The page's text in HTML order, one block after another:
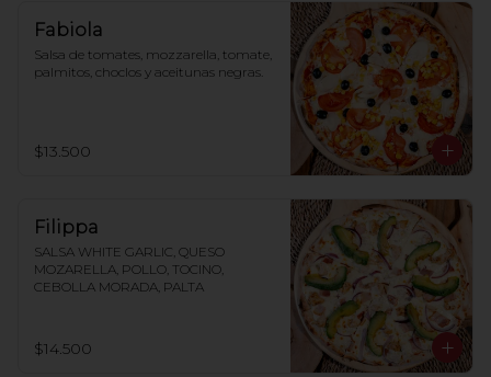
Fabiola
Salsa de tomates, mozzarella, tomate,
palmitos, choclos y aceitunas negras.
$13.500
Filippa
SALSA WHITE GARLIC, QUESO
MOZARELLA, POLLO, TOCINO,
CEBOLLA MORADA, PALTA
$14.500